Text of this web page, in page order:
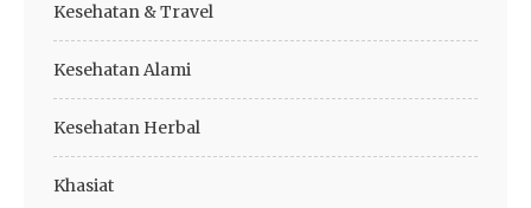
Kesehatan & Travel
Kesehatan Alami
Kesehatan Herbal
Khasiat